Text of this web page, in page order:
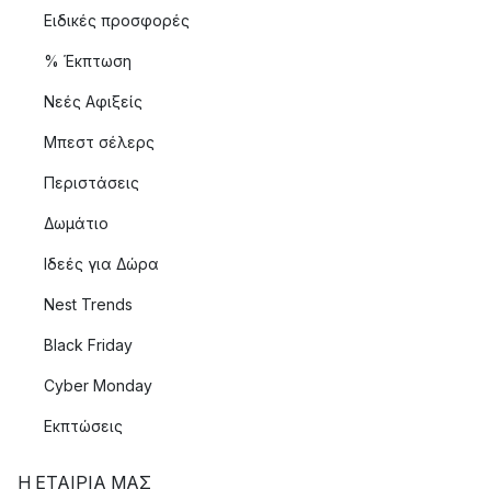
Ειδικές προσφορές
% Έκπτωση
Νεές Αφιξείς
Μπεστ σέλερς
Περιστάσεις
Δωμάτιο
Ιδεές για Δώρα
Nest Trends
Black Friday
Cyber Monday
Εκπτώσεις
Η ΕΤΑΊΡΙΑ ΜΑΣ